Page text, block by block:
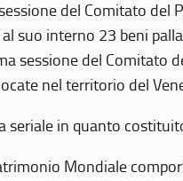
del Comitato del
suo interno 23 beni
sessione del Comitato
nel territorio del
seriale in quanto
Mondiale